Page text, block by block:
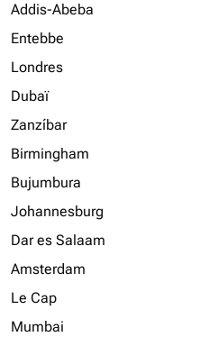
Addis-Abeba
Entebbe
Londres
Dubaï
Zanzíbar
Birmingham
Bujumbura
Johannesburg
Dar es Salaam
Amsterdam
Le Cap
Mumbai